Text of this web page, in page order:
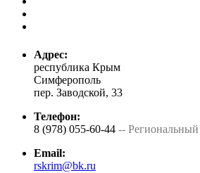
Адрес:
республика Крым
Симферополь
пер. Заводской, 33
Телефон:
8 (978) 055-60-44 --
Email:
rskrim@bk.ru